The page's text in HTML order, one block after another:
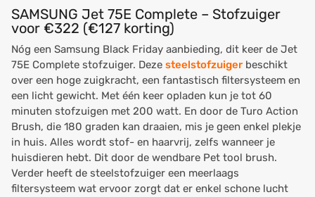
SAMSUNG Jet 75E Complete – Stofzuiger
voor €322 (€127 korting)
Nóg een Samsung Black Friday aanbieding, dit keer de Jet
75E Complete stofzuiger. Deze steelstofzuiger beschikt
over een hoge zuigkracht, een fantastisch filtersysteem en
een licht gewicht. Met één keer opladen kun je tot 60
minuten stofzuigen met 200 watt. En door de Turo Action
Brush, die 180 graden kan draaien, mis je geen enkel plekje
in huis. Alles wordt stof- en haarvrij, zelfs wanneer je
huisdieren hebt. Dit door de wendbare Pet tool brush.
Verder heeft de steelstofzuiger een meerlaags
filtersysteem wat ervoor zorgt dat er enkel schone lucht